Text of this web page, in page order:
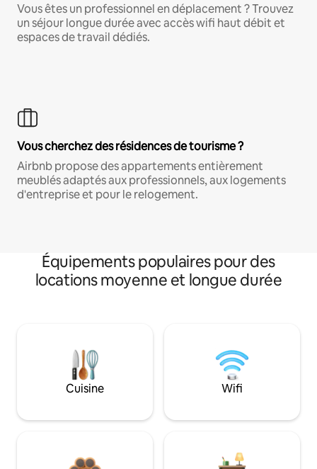
Vous êtes un professionnel en déplacement ? Trouvez
un séjour longue durée avec accès wifi haut débit et
espaces de travail dédiés.
Vous cherchez des résidences de tourisme ?
Airbnb propose des appartements entièrement
meublés adaptés aux professionnels, aux logements
d'entreprise et pour le relogement.
Équipements populaires pour des
locations moyenne et longue durée
Cuisine Wifi